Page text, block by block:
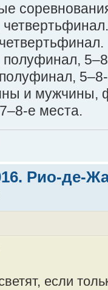
и мужчины,
е места.
Рио-де-
если